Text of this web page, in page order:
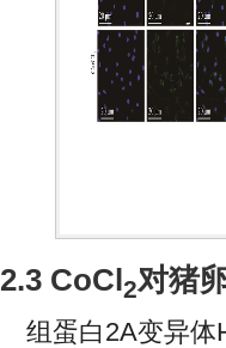
2.3 CoCl 2对猪
组蛋白2A变异